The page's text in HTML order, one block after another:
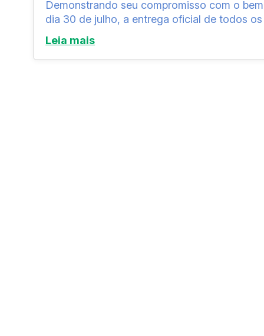
Demonstrando seu compromisso com o
dia 30 de julho, a entrega oficial de todos os
Leia mais